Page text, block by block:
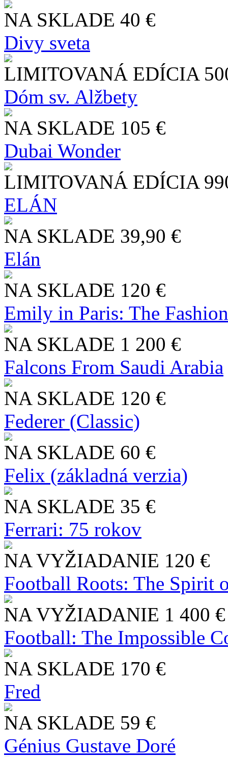
NA SKLADE 40 €
Divy sveta
LIMITOVANÁ EDÍCIA
Dóm sv. Alžbety
NA SKLADE 105 €
Dubai Wonder
LIMITOVANÁ EDÍCIA
ELÁN
NA SKLADE 39,90 €
Elán
NA SKLADE 120 €
Emily in Paris: The
NA SKLADE 1 200 €
Falcons From Saudi Arabia
NA SKLADE 120 €
Federer (Classic)
NA SKLADE 60 €
Felix (základná verzia)
NA SKLADE 35 €
Ferrari: 75 rokov
NA VYŽIADANIE 120 €
Football Roots: The Spirit
NA VYŽIADANIE 1 400 €
Football: The Impossible
NA SKLADE 170 €
Fred
NA SKLADE 59 €
Génius Gustave Doré